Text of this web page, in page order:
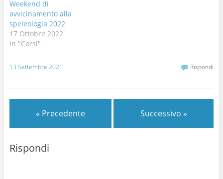
Weekend di
avvicinamento alla
speleologia 2022
17 Ottobre 2022
In "Corsi"
13 Settembre 2021 Rispondi
« Precedente Successivo »
Rispondi